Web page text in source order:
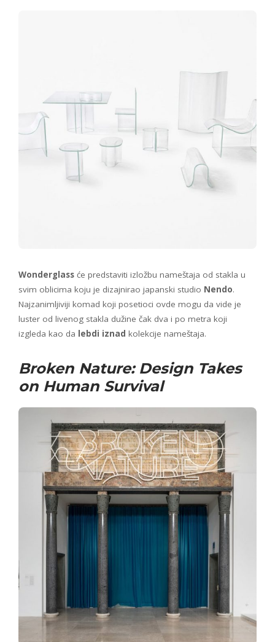
Wonderglass će predstaviti izložbu nameštaja od stakla u
svim oblicima koju je dizajnirao japanski studio Nendo.
Najzanimljiviji komad koji posetioci ovde mogu da vide je
luster od livenog stakla dužine čak dva i po metra koji
izgleda kao da lebdi iznad kolekcije nameštaja.
Broken Nature: Design Takes
on Human Survival